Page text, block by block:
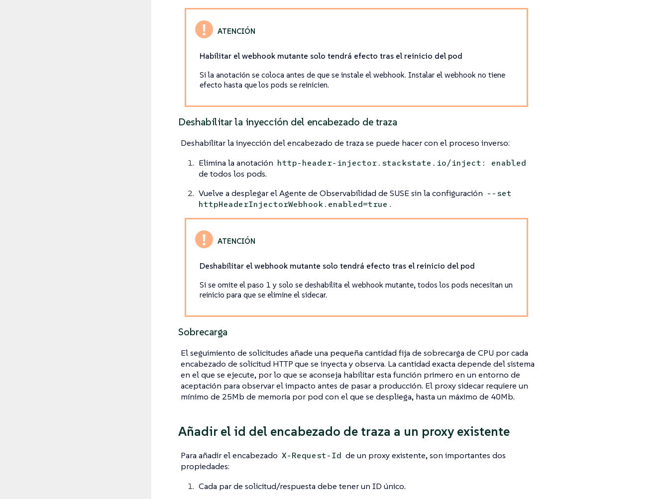
Habilitar el webhook mutante solo tendrá efecto tras el reinicio del pod
Si la anotación se coloca antes de que se instale el webhook. Instalar el webhook no tiene
efecto hasta que los pods se reinicien.
Deshabilitar la inyección del encabezado de traza
Deshabilitar la inyección del encabezado de traza se puede hacer con el proceso inverso:
Elimina la anotación http-header-injector.stackstate.io/inject: enabled
de todos los pods.
Vuelve a desplegar el Agente de Observabilidad de SUSE sin la configuración --set
httpHeaderInjectorWebhook.enabled=true .
Deshabilitar el webhook mutante solo tendrá efecto tras el reinicio del pod
Si se omite el paso 1 y solo se deshabilita el webhook mutante, todos los pods necesitan un
reinicio para que se elimine el sidecar.
Sobrecarga
El seguimiento de solicitudes añade una pequeña cantidad fija de sobrecarga de CPU por cada
encabezado de solicitud HTTP que se inyecta y observa. La cantidad exacta depende del sistema
en el que se ejecute, por lo que se aconseja habilitar esta función primero en un entorno de
aceptación para observar el impacto antes de pasar a producción. El proxy sidecar requiere un
mínimo de 25Mb de memoria por pod con el que se despliega, hasta un máximo de 40Mb.
Añadir el id del encabezado de traza a un proxy existente
Para añadir el encabezado X-Request-Id de un proxy existente, son importantes dos
propiedades:
Cada par de solicitud/respuesta debe tener un ID único.